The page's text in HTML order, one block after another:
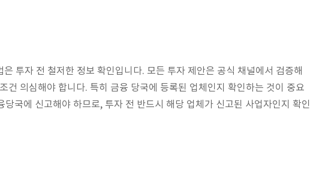
투자 전 철저한 정보 확인입니다. 모든 투자 제안은 공식 채널에서 검증해
건 의심해야 합니다. 특히 금융 당국에 등록된 업체인지 확인하는 것이 중요
국에 신고해야 하므로, 투자 전 반드시 해당 업체가 신고된 사업자인지 확인